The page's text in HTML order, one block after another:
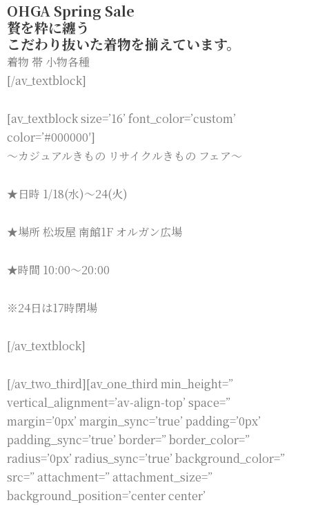
OHGA Spring Sale
贅を粋に纏う
こだわり抜いた着物を揃えています。
着物 帯 小物各種
[/av_textblock]
[av_textblock size=’16’ font_color=’custom’
color=’#000000′]
〜カジュアルきもの リサイクルきもの フェア〜
★日時 1/18(水)〜24(火)
★場所 松坂屋 南館1F オルガン広場
★時間 10:00〜20:00
※24日は17時閉場
[/av_textblock]
[/av_two_third][av_one_third min_height=”
vertical_alignment=’av-align-top’ space=”
margin=’0px’ margin_sync=’true’ padding=’0px’
padding_sync=’true’ border=” border_color=”
radius=’0px’ radius_sync=’true’ background_color=”
src=” attachment=” attachment_size=”
background_position=’center center’